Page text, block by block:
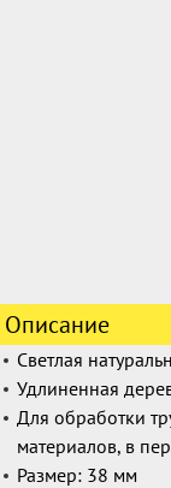
Описание
Светлая
Удлиненная
Для обработки
материалов, в
Размер: 38 мм